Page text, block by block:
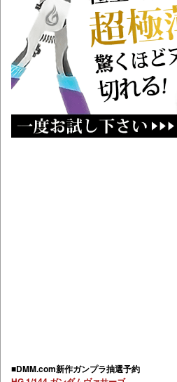
■DMM.com新作ガンプラ抽選予約